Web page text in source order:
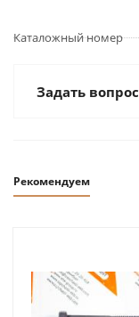
Каталожный номер
Задать вопрос
Рекомендуем